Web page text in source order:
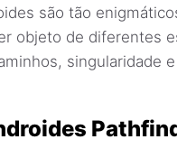
são tão
objeto de diferentes
singularidade